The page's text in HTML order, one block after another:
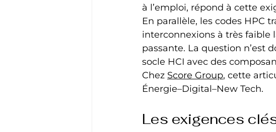
à l’emploi, répond à cette
En parallèle, les codes HPC
interconnexions à très faible
passante. La question n’est
socle HCI avec des
Chez Score Group, cette
Énergie–Digital–New Tech.
Les exigences